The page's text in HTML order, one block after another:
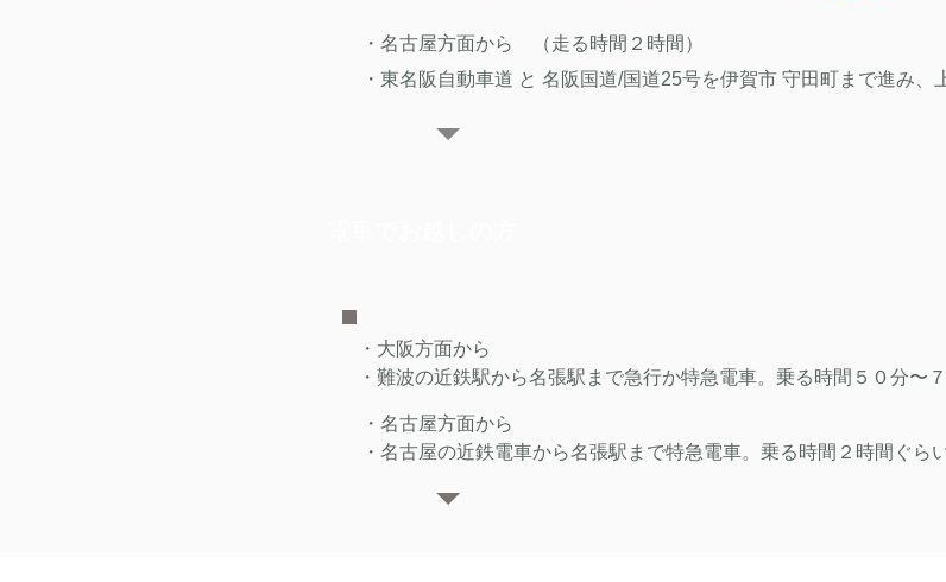
・名古屋⽅⾯から （走る時間２時間 ）
・東名阪自動車道 と 名阪国道/国道25号を伊賀市 守田町まで進み、
・大阪⽅⾯から
・難波の近鉄駅から名張駅まで急行か特急電車。乗る時間５０分〜
・名古屋⽅⾯から
・名古屋の近鉄電車から名張駅まで特急電車。乗る時間２時間ぐら